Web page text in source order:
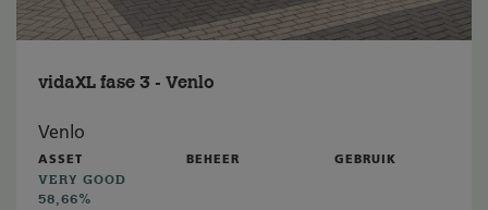
vidaXL fase 3 - Venlo
Venlo
ASSET
VERY GOOD
58,66%
BEHEER GEBRUIK